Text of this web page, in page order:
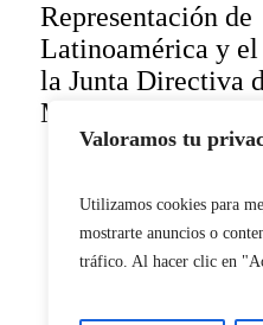
Valoramos tu
Utilizamos cookies para
mostrarte anuncios o
tráfico. Al hacer clic en
Representación de
Latinoamérica y el
la Junta Directiva
Mundial